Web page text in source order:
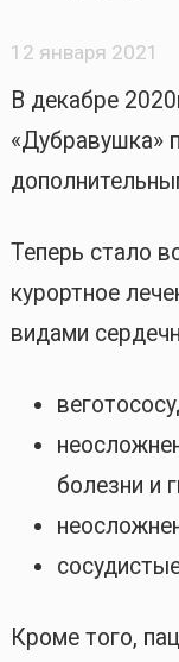
12 января 2021
В декабре
«Дубравушка»
Теперь стало
курортное
видами
болезни и
Кроме того,